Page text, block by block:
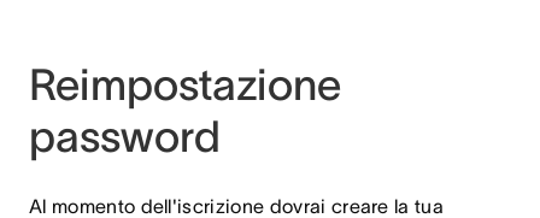
Reimpostazione
password
Al momento dell'iscrizione dovrai creare la tua